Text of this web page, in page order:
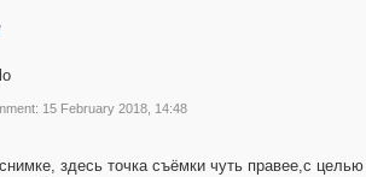
15 February 2018, 14:48
здесь точка съёмки чуть правее,с целью